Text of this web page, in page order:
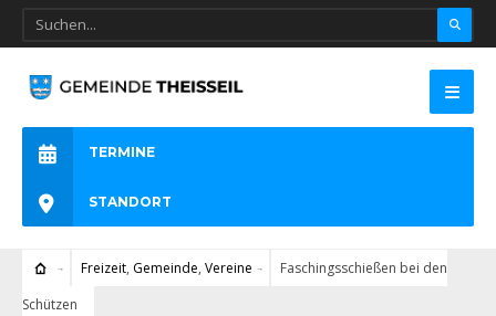
TERMINE
STANDORT
Freizeit, Gemeinde, Vereine
Faschingsschießen bei den
Schützen